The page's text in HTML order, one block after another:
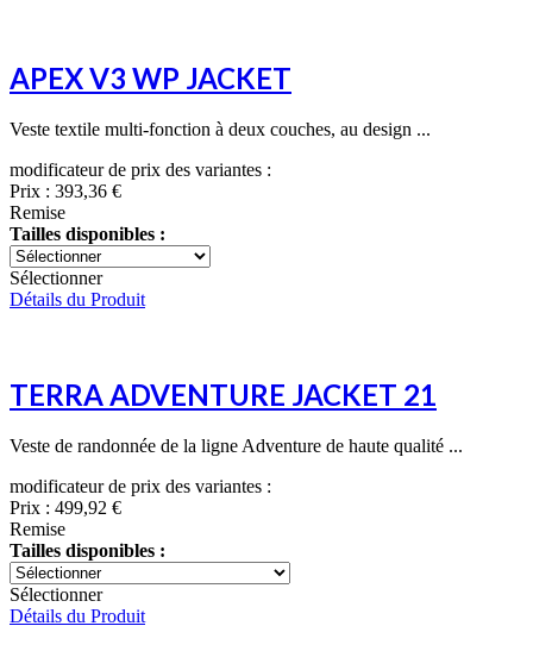
APEX V3 WP JACKET
Veste textile multi-fonction à deux couches, au design ...
modificateur de prix des variantes :
Prix : 393,36 €
Remise
Tailles disponibles :
Sélectionner
Détails du Produit
TERRA ADVENTURE JACKET 21
Veste de randonnée de la ligne Adventure de haute qualité ...
modificateur de prix des variantes :
Prix : 499,92 €
Remise
Tailles disponibles :
Sélectionner
Détails du Produit